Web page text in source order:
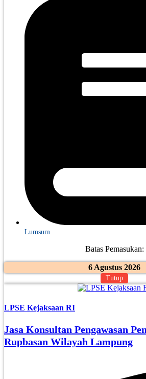
Lumsum
Batas Pemasukan:
6 Agustus 2026
Tutup
LPSE Kejaksaan RI
Jasa Konsultan Pengawasan
Rupbasan Wilayah Lampung